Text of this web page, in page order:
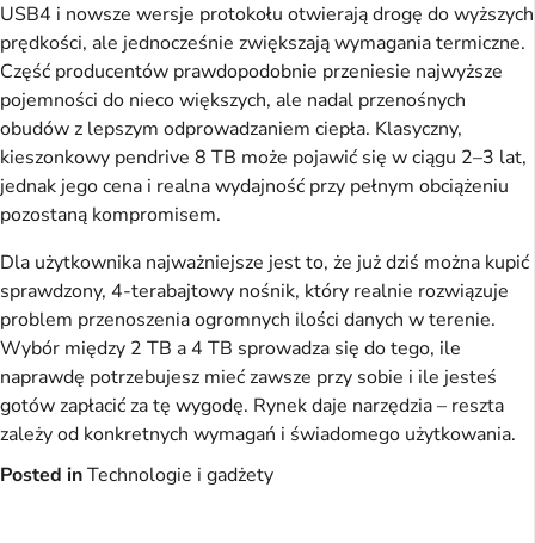
USB4 i nowsze wersje protokołu otwierają drogę do wyższych
prędkości, ale jednocześnie zwiększają wymagania termiczne.
Część producentów prawdopodobnie przeniesie najwyższe
pojemności do nieco większych, ale nadal przenośnych
obudów z lepszym odprowadzaniem ciepła. Klasyczny,
kieszonkowy pendrive 8 TB może pojawić się w ciągu 2–3 lat,
jednak jego cena i realna wydajność przy pełnym obciążeniu
pozostaną kompromisem.
Dla użytkownika najważniejsze jest to, że już dziś można kupić
sprawdzony, 4-terabajtowy nośnik, który realnie rozwiązuje
problem przenoszenia ogromnych ilości danych w terenie.
Wybór między 2 TB a 4 TB sprowadza się do tego, ile
naprawdę potrzebujesz mieć zawsze przy sobie i ile jesteś
gotów zapłacić za tę wygodę. Rynek daje narzędzia – reszta
zależy od konkretnych wymagań i świadomego użytkowania.
Posted inTechnologie i gadżety